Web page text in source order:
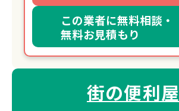
この業者に無料相談・
無料お見積もり
街の便利屋